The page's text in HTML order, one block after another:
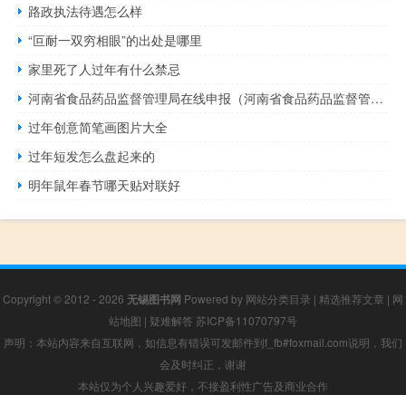
路政执法待遇怎么样
“叵耐一双穷相眼”的出处是哪里
家里死了人过年有什么禁忌
河南省食品药品监督管理局在线申报（河南省食品药品监督管理局在线申报）
过年创意简笔画图片大全
过年短发怎么盘起来的
明年鼠年春节哪天贴对联好
Copyright © 2012 - 2026 无锡图书网 Powered by 网站分类目录 | 精选推荐文章 | 网
站地图 | 疑难解答 苏ICP备11070797号
声明：本站内容来自互联网，如信息有错误可发邮件到f_fb#foxmail.com说明，我们
会及时纠正，谢谢
本站仅为个人兴趣爱好，不接盈利性广告及商业合作